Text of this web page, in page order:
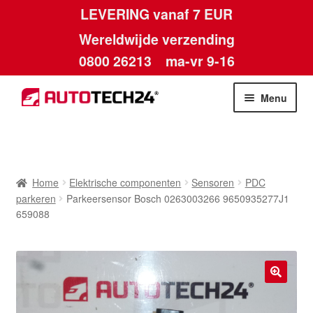
LEVERING vanaf 7 EUR
Wereldwijde verzending
0800 26213 ma-vr 9-16
Skip
to
Skip
to
Menu
Algemene voorwaarden
Betalingen
Contact
Home Elektrische componenten Sensoren
PDC
parkeren
Parkeersensor Bosch 0263003266 9650935277J1
659088